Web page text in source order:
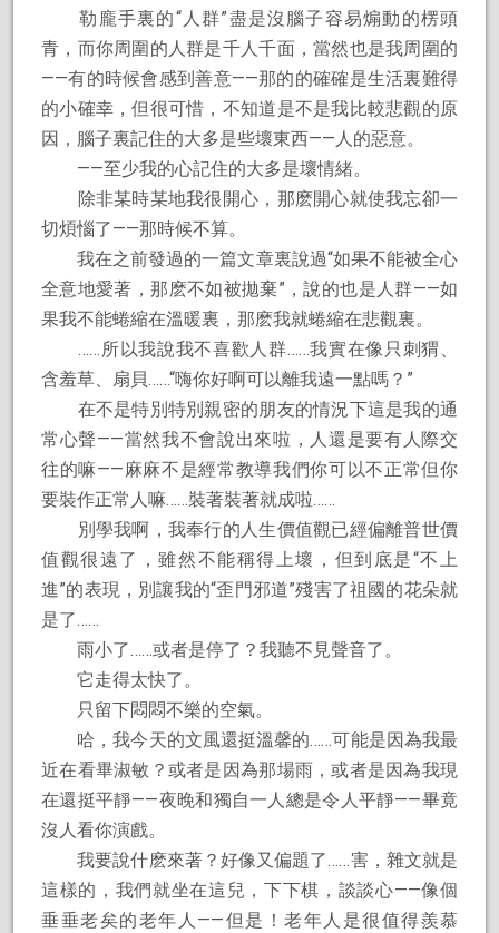
勒龐手裏的“人群”盡是沒腦子容易煽動的楞頭
青，而你周圍的人群是千人千面，當然也是我周圍的
——有的時候會感到善意——那的的確確是生活裏難得
的小確幸，但很可惜，不知道是不是我比較悲觀的原
因，腦子裏記住的大多是些壞東西——人的惡意。
——至少我的心記住的大多是壞情緒。
除非某時某地我很開心，那麽開心就使我忘卻一
切煩惱了——那時候不算。
我在之前發過的一篇文章裏說過“如果不能被全心
全意地愛著，那麽不如被拋棄”，說的也是人群——如
果我不能蜷縮在溫暖裏，那麽我就蜷縮在悲觀裏。
……所以我說我不喜歡人群……我實在像只刺猬、
含羞草、扇貝……“嗨你好啊可以離我遠一點嗎？”
在不是特別特別親密的朋友的情況下這是我的通
常心聲——當然我不會說出來啦，人還是要有人際交
往的嘛——麻麻不是經常教導我們你可以不正常但你
要裝作正常人嘛……裝著裝著就成啦……
別學我啊，我奉行的人生價值觀已經偏離普世價
值觀很遠了，雖然不能稱得上壞，但到底是“不上
進”的表現，別讓我的“歪門邪道”殘害了祖國的花朵就
是了……
雨小了……或者是停了？我聽不見聲音了。
它走得太快了。
只留下悶悶不樂的空氣。
哈，我今天的文風還挺溫馨的……可能是因為我最
近在看畢淑敏？或者是因為那場雨，或者是因為我現
在還挺平靜——夜晚和獨自一人總是令人平靜——畢竟
沒人看你演戲。
我要說什麽來著？好像又偏題了……害，雜文就是
這樣的，我們就坐在這兒，下下棋，談談心——像個
垂垂老矣的老年人——但是！老年人是很值得羨慕